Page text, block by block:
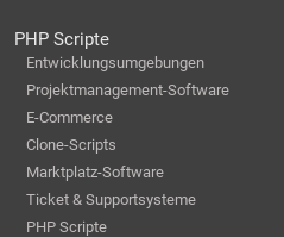
PHP Scripte
Entwicklungsumgebungen
Projektmanagement-Software
E-Commerce
Clone-Scripts
Marktplatz-Software
Ticket & Supportsysteme
PHP Scripte